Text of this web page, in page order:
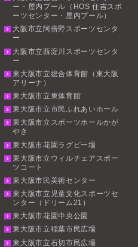
ー・屋内プール（HOS 住吉スポ
ーツセンター・屋内プール）
大阪市立阿倍野スポーツセンタ
ー
大阪市立西淀川スポーツセンタ
ー
東大阪市立総合体育館（東大阪
アリーナ）
東大阪市立東体育館
東大阪市立市民ふれあいホール
東大阪市立スポーツホールかが
やき
東大阪市花園ラグビー場
東大阪市立ウィルチェアスポー
ツコート
東大阪市民美術センター
東大阪市立児童文化スポーツセ
ンター（ドリーム21）
東大阪市花園中央公園
東大阪市立稲葉市民広場
東大阪市立石切市民広場